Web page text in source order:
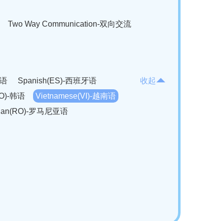
Two Way Communication-双向交流
Spanish(ES)-西班牙语
韩语
Vietnamese(VI)-越南语
罗马尼亚语
收起